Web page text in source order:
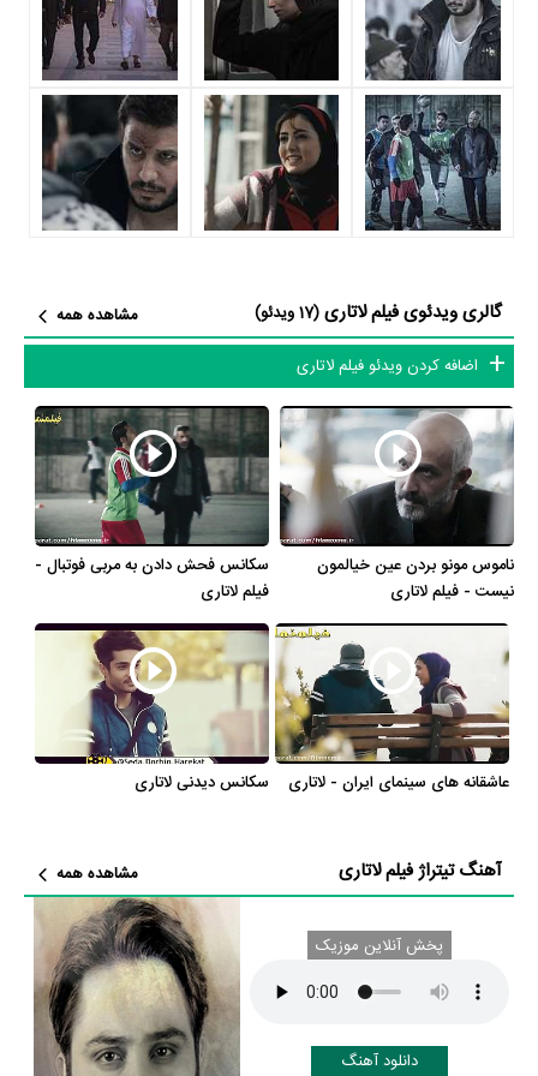
از محتوا و داستان فیلم لاتاری چقدر اطلاع دارید؟ فیلم‌نامه لاتاری توسط
محمدحسین مهدویانو ابراهیم امینینوشته شده است.
در خلاصه داستانی که یا از سوی تیم رسانه‌ای اثر و یا توسط دیگر رسانه‌ها درباره
داستان لاتاری منتشر شده است، می‌خوانیم: «امیرعلی و نوشین دو جوان
بیست و یکی دوساله قصد ازدواج با یکدیگر را دارند. خانواده ها چندان موافق
کارت امریکا.»
فیلم لاتاری از نظر ساختار (فرم)، محتوا و محیط تولید، به آثار مختلفی شباهت
دارد. با توجه به شاخص‌های متعدد و گوناگونی می‌توان گفت آثار مرتبط فیلم
لاتاری عبارت است از:فیلم لانتوری، فیلم تلویزیونی ماهورا،فیلم چند متر مکعب
عشق،فیلم رخ دیوانهوفیلم خانه‌ای در‌ خیابان چهل‌ و یکم.
افتخارات و جوایز فیلم لاتاری
فیلم لاتاری در میان لیست 100 فیلم برتر تاریخ ایران در سامانه
ارزشگذاری سینما و تلویزیون، رتبه 21 را با امتیاز و رأی مردم کسب کرده است.
نامزد کسب جایزه شود. در سی و ششمین جشنواره فیلم فجر،سینا قویدل
جایزه بهترین جلوه‌های ویژه بصری برای فیلم لاتاری شده است.
از نظر تاریخچه فعالیت کارگردان و بازیگران فیلم لاتاری نیز آمارها و نکات جذابی
را می‌توان بیان کرد. براساس آمارها فیلم لاتاری به طور متوسط فعالیت 21ام
بازیگران این اثر است. براساس امتیاز مردم فیلم لاتاری بهترین اثرساعد
حمید فرخ‌نژادوحمیدرضا هدایتی
در حرفه بازیگری محسوب می‌شود.
براساس امتیاز مردم فیلم لاتاری یکی از 4 اثر شاخص
محمدحسین مهدویاندر
حرفه کارگردانی محسوب می‌شود.
گالری ویدئوی فیلم لاتاری(17 ویدئو)
مشاهده همه
اضافه کردن ویدئو فیلم لاتاری
ناموس مونو بردن عین خیالمون
نیست - فیلم لاتاری
سکانس فحش دادن به مربی فوتبال -
فیلم لاتاری
عاشقانه های سینمای ایران - لاتاری سکانس دیدنی لاتاری
آهنگ تیتراژ فیلم لاتاری مشاهده همه
پخش آنلاین موزیک
دانلود آهنگ